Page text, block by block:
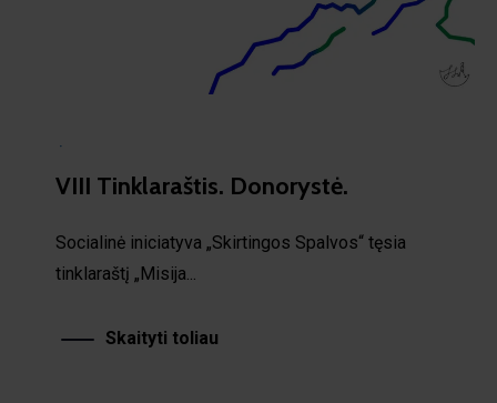
·
VIII Tinklaraštis. Donorystė.
Socialinė iniciatyva „Skirtingos Spalvos“ tęsia
tinklaraštį „Misija...
Skaityti toliau